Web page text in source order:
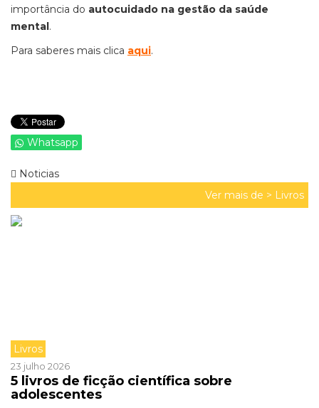
importância do autocuidado na gestão da saúde
mental.
Para saberes mais clica aqui.
Whatsapp
Noticias
Ver mais de > Livros
Livros
23 julho 2026
5 livros de ficção científica sobre
adolescentes